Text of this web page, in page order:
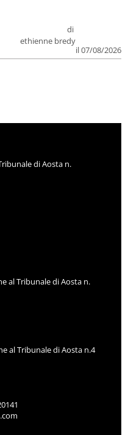
di
ethienne bredy
il 07/08/2026
di Aosta n.
al Tribunale di Aosta n.
al Tribunale di Aosta n.4